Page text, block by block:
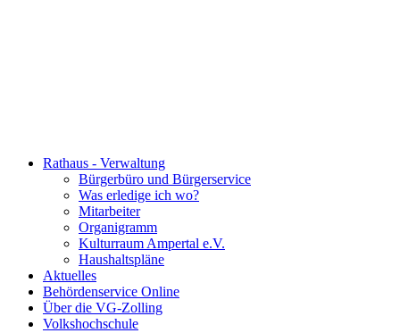
Rathaus - Verwaltung
Bürgerbüro und Bürgerservice
Was erledige ich wo?
Mitarbeiter
Organigramm
Kulturraum Ampertal e.V.
Haushaltspläne
Aktuelles
Behördenservice Online
Über die VG-Zolling
Volkshochschule